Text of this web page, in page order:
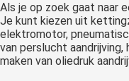
Als je op zoek gaat naar
Je kunt kiezen uit
elektromotor,
van perslucht
maken van oliedruk